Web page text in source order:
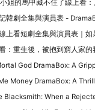
馬甲藏不住了線上看：反派也
韓劇全集與演員表 -
全集與演員表｜如果人生能重來一次，她
：重生後，被抱到窮人家的我
A Gripping Fantasy Tale of
DramaBox: A Thrilling
When a Rejected Smith